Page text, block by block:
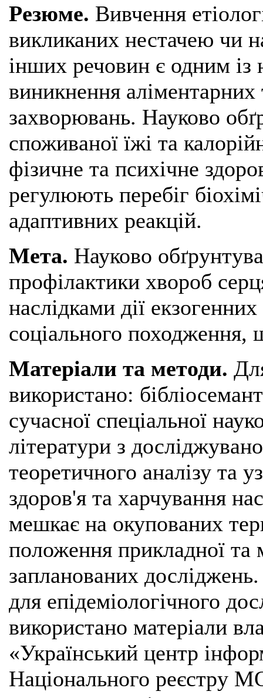
Резюме. Вивчення
викликаних нестачею чи
інших речовин є одним із
виникнення
захворювань. Науково
споживаної їжі та
фізичне та психічне
регулюють перебіг
адаптивних реакцій.
Мета. Науково
профілактики хвороб
наслідками дії
соціального походження,
Матеріали та методи.
використано:
сучасної спеціальної
літератури з
теоретичного аналізу та
здоров'я та харчування
мешкає на окупованих
положення прикладної та
запланованих
для епідеміологічного
використано матеріали
«Український центр
Національного реєстру